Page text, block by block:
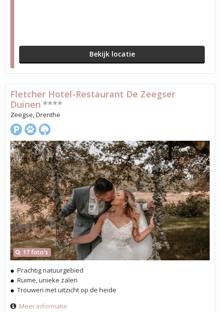
Bekijk locatie
17 foto's
Fletcher Hotel-Restaurant De Zeegser
Duinen ****
Zeegse, Drenthe
Prachtig natuurgebied
Ruime, unieke zalen
Trouwen met uitzicht op de heide
Meer informatie